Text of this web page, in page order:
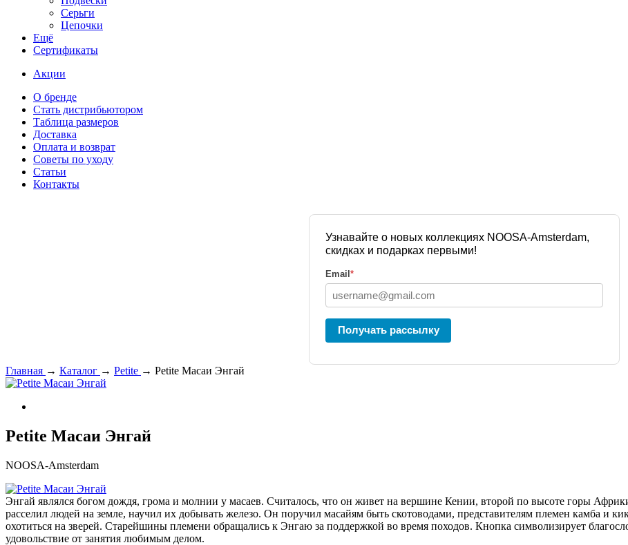
Серьги
Цепочки
Ещё
Сертификаты
Акции
О бренде
Стать дистрибьютором
Таблица размеров
Доставка
Оплата и возврат
Советы по уходу
Статьи
Контакты
Узнавайте о новых коллекциях NOOSA-Amsterdam,
скидках и подарках первыми!
Email *
Получать рассылку
Главная → Каталог → Petite → Petite Масаи Энгай
Petite Масаи Энгай
NOOSA-Amsterdam
Энгай являлся богом дождя, грома и молнии у масаев. Считалось, что он живет на вершине Кении, второй по высоте горы
расселил людей на земле, научил их добывать железо. Он поручил масайям быть скотоводами, представителям племен камба и
охотиться на зверей. Старейшины племени обращались к Энгаю за поддержкой во время походов. Кнопка символизирует
удовольствие от занятия любимым делом.